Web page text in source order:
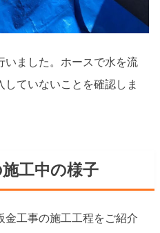
いました。ホースで水を流
していないことを確認しま
工中の様子
金工事の施工工程をご紹介